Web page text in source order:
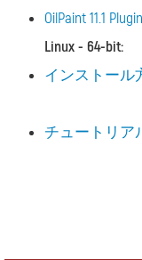
OilPaint 11.1 Plugin
Linux - 64-bit:
インストール
チュートリア